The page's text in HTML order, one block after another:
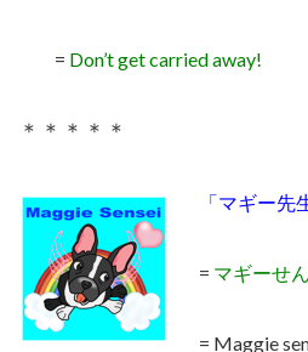
= Don’t get carried away!
＊＊＊＊＊
「マギー先
= マギーせ
= Maggie